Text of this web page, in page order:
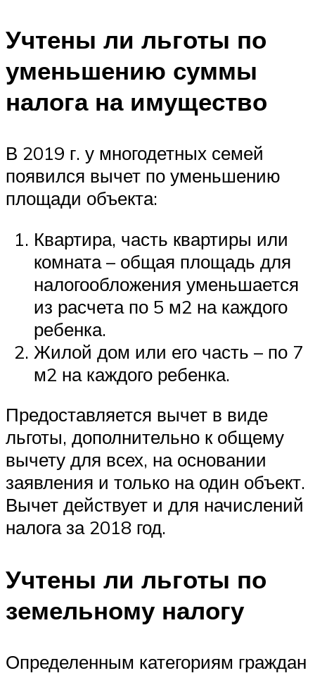
Учтены ли льготы по
уменьшению суммы
налога на имущество
В 2019 г. у многодетных семей
появился вычет по уменьшению
площади объекта:
Квартира, часть квартиры или
комната – общая площадь для
налогообложения уменьшается
из расчета по 5 м2 на каждого
ребенка.
Жилой дом или его часть – по 7
м2 на каждого ребенка.
Предоставляется вычет в виде
льготы, дополнительно к общему
вычету для всех, на основании
заявления и только на один объект.
Вычет действует и для начислений
налога за 2018 год.
Учтены ли льготы по
земельному налогу
Определенным категориям граждан